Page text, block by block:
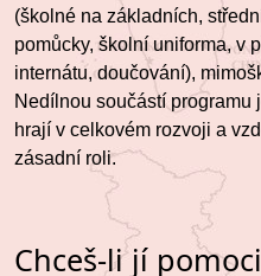
(školné na základních,
pomůcky, školní uniforma, v
internátu, doučování),
Nedílnou součástí programu
hrají v celkovém rozvoji a
zásadní roli.
Chceš-li jí